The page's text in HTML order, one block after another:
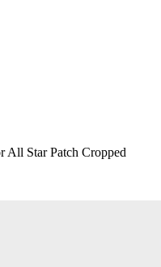
All Star Patch Cropped